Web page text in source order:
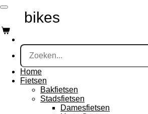
Ga
naar
de
hoofdinhoud
bikes
Home
Fietsen
Bakfietsen
Stadsfietsen
Damesfietsen